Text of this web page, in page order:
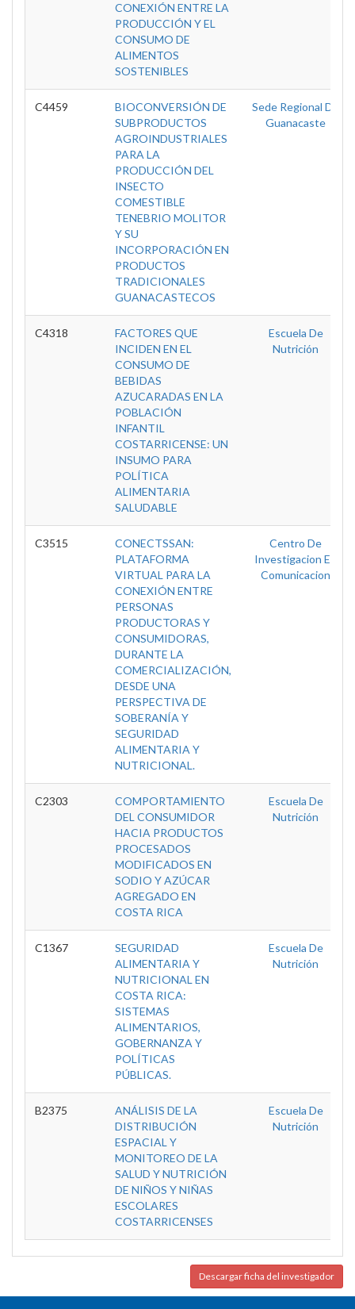
CONEXIÓN ENTRE LA
PRODUCCIÓN Y EL
CONSUMO DE
ALIMENTOS
SOSTENIBLES
C4459
BIOCONVERSIÓN DE
SUBPRODUCTOS
AGROINDUSTRIALES
PARA LA
PRODUCCIÓN DEL
INSECTO
COMESTIBLE
TENEBRIO MOLITOR
Y SU
INCORPORACIÓN EN
PRODUCTOS
TRADICIONALES
GUANACASTECOS
Sede Regional De
Guanacaste
C4318
FACTORES QUE
INCIDEN EN EL
CONSUMO DE
BEBIDAS
AZUCARADAS EN LA
POBLACIÓN
INFANTIL
COSTARRICENSE: UN
INSUMO PARA
POLÍTICA
ALIMENTARIA
SALUDABLE
Escuela De
Nutrición
C3515
CONECTSSAN:
PLATAFORMA
VIRTUAL PARA LA
CONEXIÓN ENTRE
PERSONAS
PRODUCTORAS Y
CONSUMIDORAS,
DURANTE LA
COMERCIALIZACIÓN,
DESDE UNA
PERSPECTIVA DE
SOBERANÍA Y
SEGURIDAD
ALIMENTARIA Y
NUTRICIONAL.
Centro De
Investigacion En
Comunicacion
C2303
COMPORTAMIENTO
DEL CONSUMIDOR
HACIA PRODUCTOS
PROCESADOS
MODIFICADOS EN
SODIO Y AZÚCAR
AGREGADO EN
COSTA RICA
Escuela De
Nutrición
C1367
SEGURIDAD
ALIMENTARIA Y
NUTRICIONAL EN
COSTA RICA:
SISTEMAS
ALIMENTARIOS,
GOBERNANZA Y
POLÍTICAS
PÚBLICAS.
Escuela De
Nutrición
B2375
ANÁLISIS DE LA
DISTRIBUCIÓN
ESPACIAL Y
MONITOREO DE LA
SALUD Y NUTRICIÓN
DE NIÑOS Y NIÑAS
ESCOLARES
COSTARRICENSES
Escuela De
Nutrición
Descargar ficha del investigador